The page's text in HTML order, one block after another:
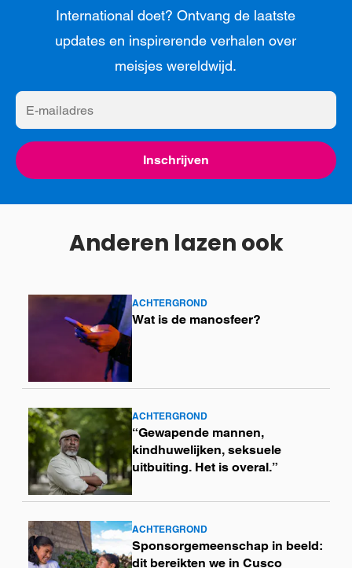
International doet? Ontvang de laatste
updates en inspirerende verhalen over
meisjes wereldwijd.
E-
mailadres
Inschrijven
Anderen lazen ook
ACHTERGROND
Wat is de manosfeer?
ACHTERGROND
“Gewapende mannen,
kindhuwelijken, seksuele
uitbuiting. Het is overal.”
Lees
meer
ACHTERGROND
Sponsorgemeenschap in beeld:
dit bereikten we in Cusco
Lees
meer